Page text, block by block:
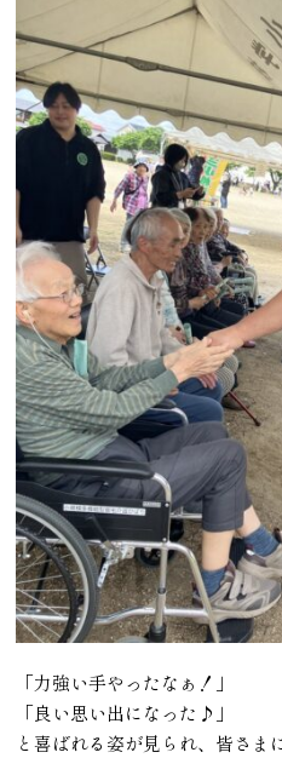
「力強い手やったなぁ！」
「良い思い出になった♪」
と喜ばれる姿が見られ、皆さま